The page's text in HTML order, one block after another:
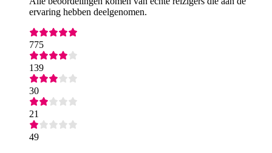
ervaring hebben deelgenomen.
775
139
30
21
49